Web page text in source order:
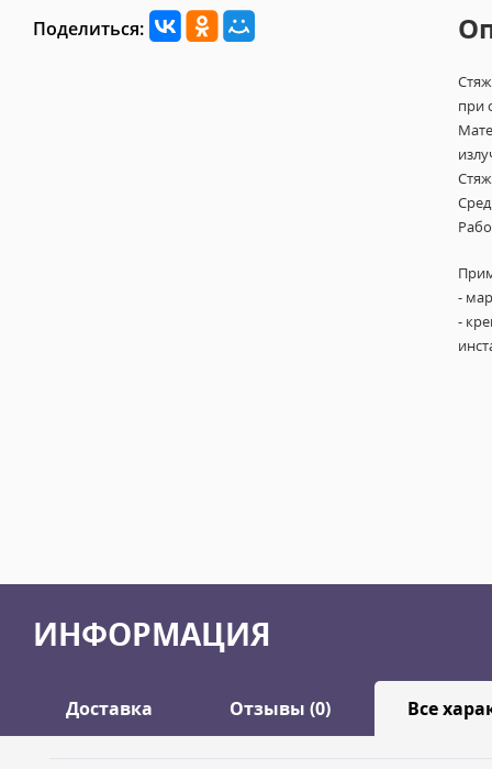
Поделиться:
при
-
-
ИНФОРМАЦИЯ
Доставка Отзывы (0) Все